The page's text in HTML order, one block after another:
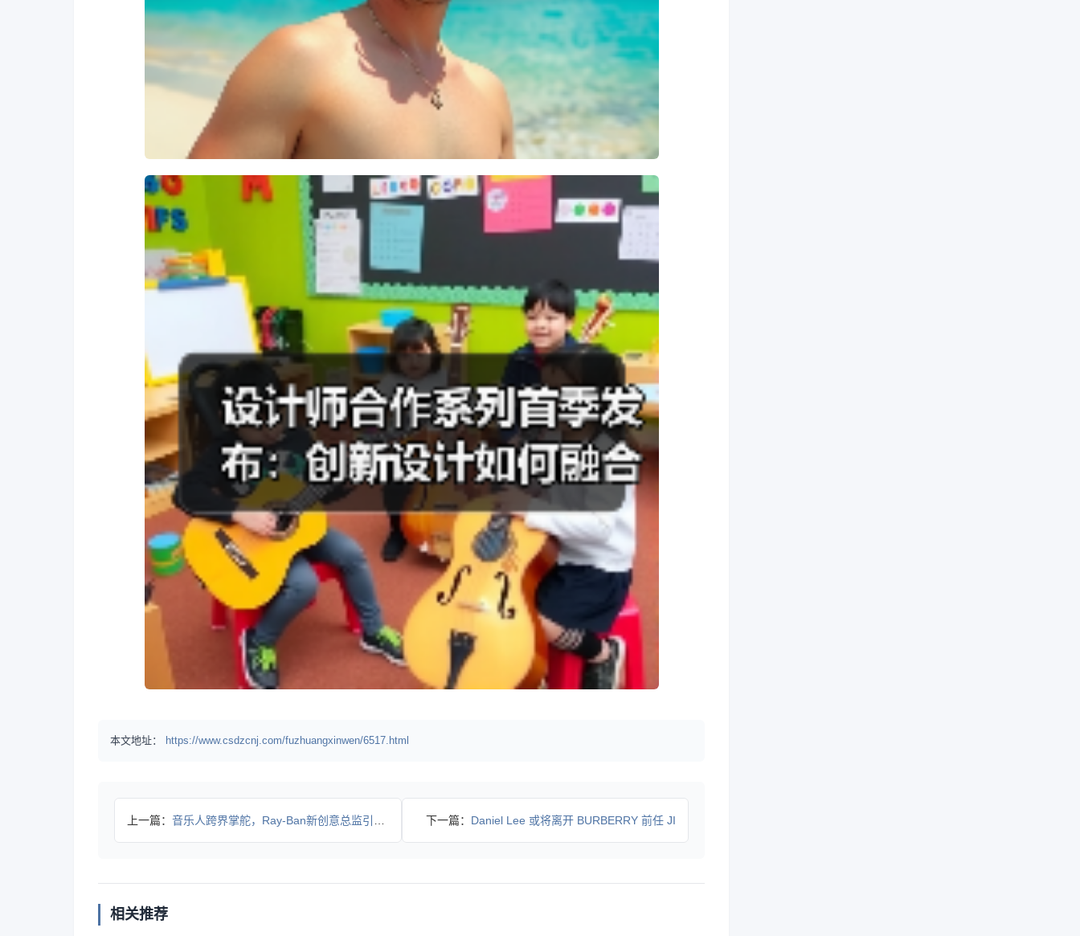
本文地址： https://www.csdzcnj.com/fuzhuangxinwen/6517.html
上一篇： 音乐人跨界掌舵，Ray-Ban新创意总监引爆时尚界 下一篇： Daniel Lee 或将离开 BURBERRY 前任 JI
相关推荐